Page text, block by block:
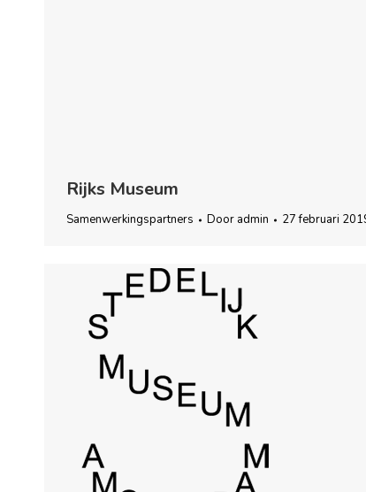
Rijks Museum
Samenwerkingspartners Door admin 27 februari